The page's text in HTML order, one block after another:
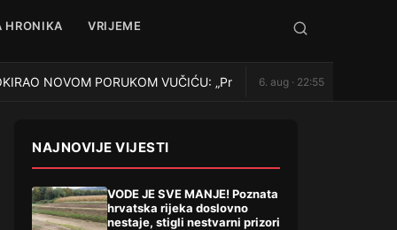
HRONIKA VRIJEME
NOVOM PORUKOM VUČIĆU: „Pratili smo svaki njegov
6. aug · 22:55
NAJNOVIJE VIJESTI
VODE JE SVE MANJE! Poznata
hrvatska rijeka doslovno
nestaje, stigli nestvarni prizori